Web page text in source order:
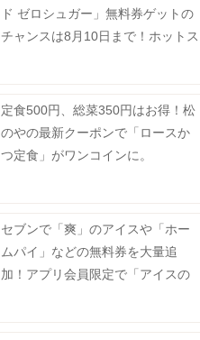
ド ゼロシュガー」無料券ゲットの
チャンスは8月10日まで！ホットス
定食500円、総菜350円はお得！松
のやの最新クーポンで「ロースか
つ定食」がワンコインに。
セブンで「爽」のアイスや「ホー
ムパイ」などの無料券を大量追
加！アプリ会員限定で「アイスの